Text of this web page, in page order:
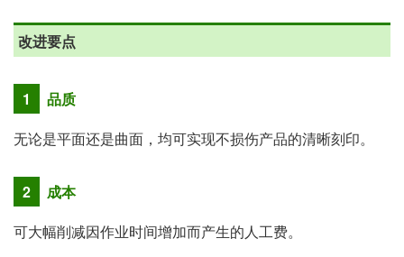
改进要点
1
品质
无论是平面还是曲面，均可实现不损伤产品的清晰刻印。
2
成本
可大幅削减因作业时间增加而产生的人工费。